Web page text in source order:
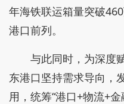
年海铁联运箱量突破
港口前列。
与此同时，为深度
东港口坚持需求导向，
用，统筹“港口+物流+